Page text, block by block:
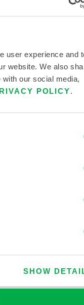
user experience and
website. We also
our social media,
POLICY
SHOW